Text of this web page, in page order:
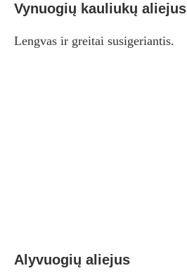
Vynuogių kauliukų aliejus
Lengvas ir greitai susigeriantis.
Alyvuogių aliejus